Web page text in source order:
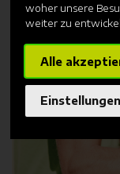
woher unsere
weiter zu
Alle